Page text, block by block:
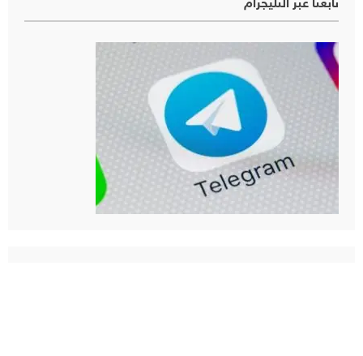
تابعنا عبر التليجرام